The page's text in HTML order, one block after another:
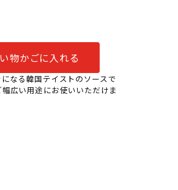
物かごに入れる
なる韓国テイストのソースで
広い用途にお使いいただけま